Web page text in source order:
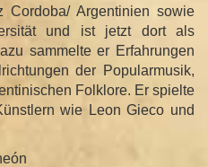
Cordoba/ Argentinien sowie
und ist jetzt dort als
sammelte er Erfahrungen
der Popularmusik,
Folklore. Er spielte
wie Leon Gieco und